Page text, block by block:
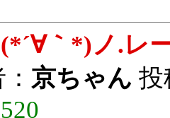
｀*)ノ.レ
京ちゃん 投